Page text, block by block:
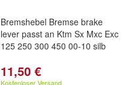
Bremshebel Bremse brake
lever passt an Ktm Sx Mxc Exc
125 250 300 450 00-10 silb
11,50 €
Kostenloser Versand